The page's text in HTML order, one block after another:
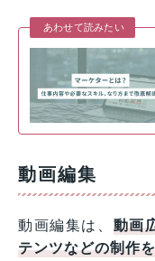
あわせて読みたい
動画編集
動画編集は、 動画
テンツなどの制作